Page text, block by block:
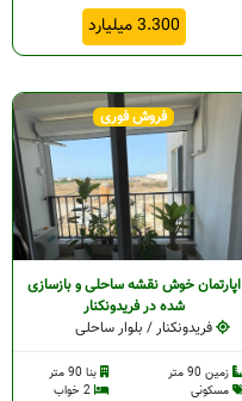
3.300 میلیارد
فروش فوری
اپارتمان خوش نقشه ساحلی و بازسازی
شده در فریدونکنار
فریدونکنار / بلوار ساحلی
زمین 90 متر
بنا 90 متر
مسکونی